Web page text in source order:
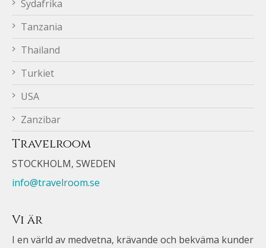
Sydafrika
Tanzania
Thailand
Turkiet
USA
Zanzibar
Travelroom
STOCKHOLM, SWEDEN
info@travelroom.se
Vi är
I en värld av medvetna, krävande och bekväma kunder